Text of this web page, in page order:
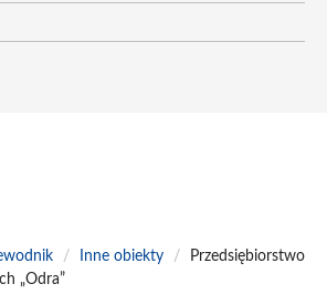
/ Inne obiekty /
Przedsiębiorstwo
„Odra”